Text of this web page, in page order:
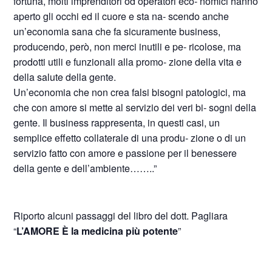
aperto gli occhi ed il cuore e sta na- scendo anche
un’economia sana che fa sicuramente business,
producendo, però, non merci inutili e pe- ricolose, ma
prodotti utili e funzionali alla promo- zione della vita e
della salute della gente.
Un’economia che non crea falsi bisogni patologici, ma
che con amore si mette al servizio dei veri bi- sogni della
gente. Il business rappresenta, in questi casi, un
semplice effetto collaterale di una produ- zione o di un
servizio fatto con amore e passione per il benessere
della gente e dell’ambiente……..”
Riporto alcuni passaggi del libro del dott. Pagliara
“L’AMORE È la medicina più potente”